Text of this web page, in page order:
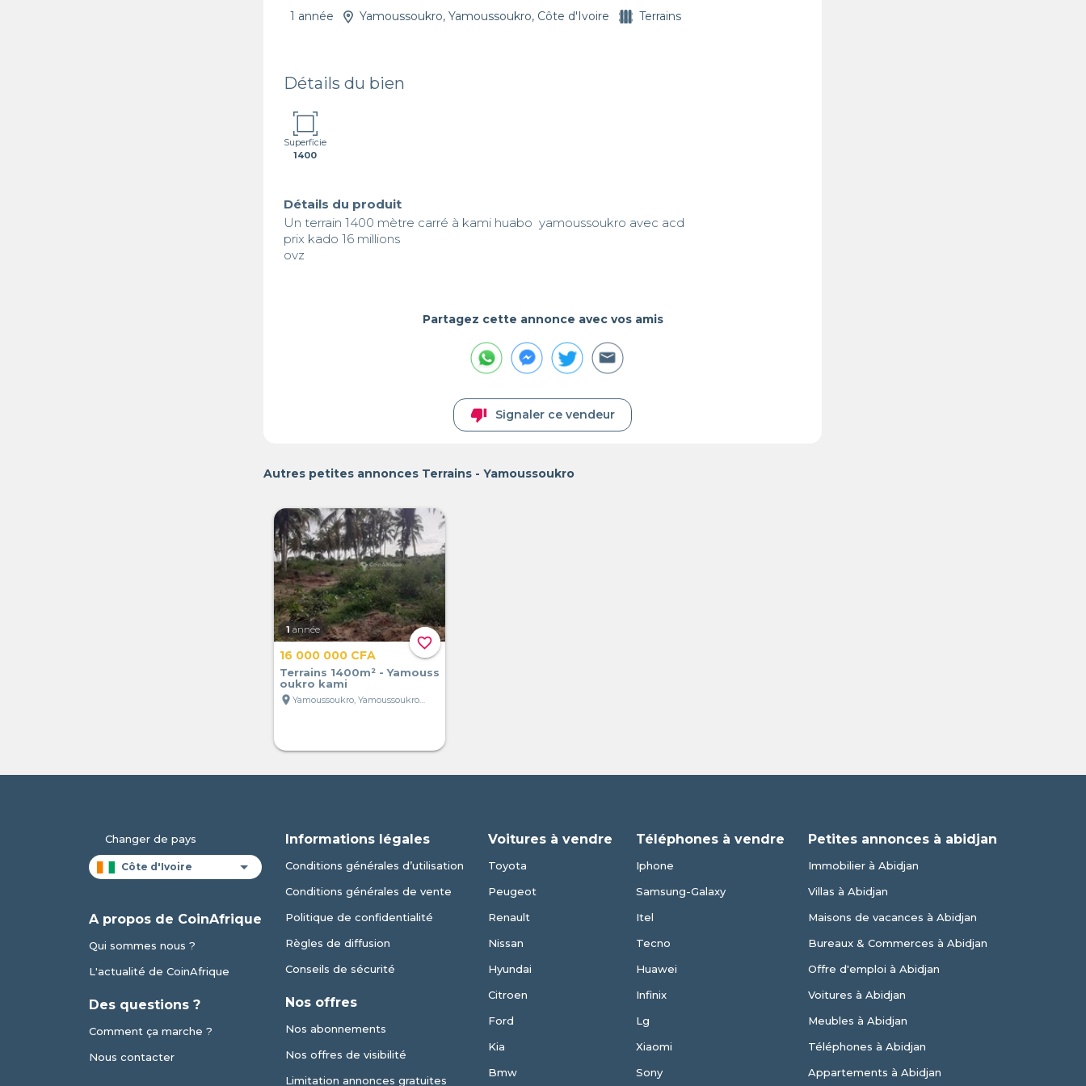
1 année Yamoussoukro, Yamoussoukro, Côte d'Ivoire Terrains
Détails du bien
Superficie
1400
Détails du produit
Un terrain 1400 mètre carré à kami huabo  yamoussoukro avec acd
prix kado 16 millions
ovz
Partagez cette annonce avec vos amis
thumb_down Signaler ce vendeur
Autres petites annonces Terrains - Yamoussoukro
favorite_border
1 année
16 000 000 CFA
Terrains 1400m² - Yamouss
oukro kami
location_on
Yamoussoukro, Yamoussoukro, Côte d'Ivoire
Changer de pays
A propos de CoinAfrique
Qui sommes nous ?
L'actualité de CoinAfrique
Des questions ?
Comment ça marche ?
Nous contacter
Informations légales
Conditions générales d’utilisation
Conditions générales de vente
Politique de confidentialité
Règles de diffusion
Conseils de sécurité
Nos offres
Nos abonnements
Nos offres de visibilité
Limitation annonces gratuites
Voitures à vendre
Toyota
Peugeot
Renault
Nissan
Hyundai
Citroen
Ford
Kia
Bmw
Téléphones à vendre
Iphone
Samsung-Galaxy
Itel
Tecno
Huawei
Infinix
Lg
Xiaomi
Sony
Petites annonces à abidjan
Immobilier à Abidjan
Villas à Abidjan
Maisons de vacances à Abidjan
Bureaux & Commerces à Abidjan
Offre d'emploi à Abidjan
Voitures à Abidjan
Meubles à Abidjan
Téléphones à Abidjan
Appartements à Abidjan